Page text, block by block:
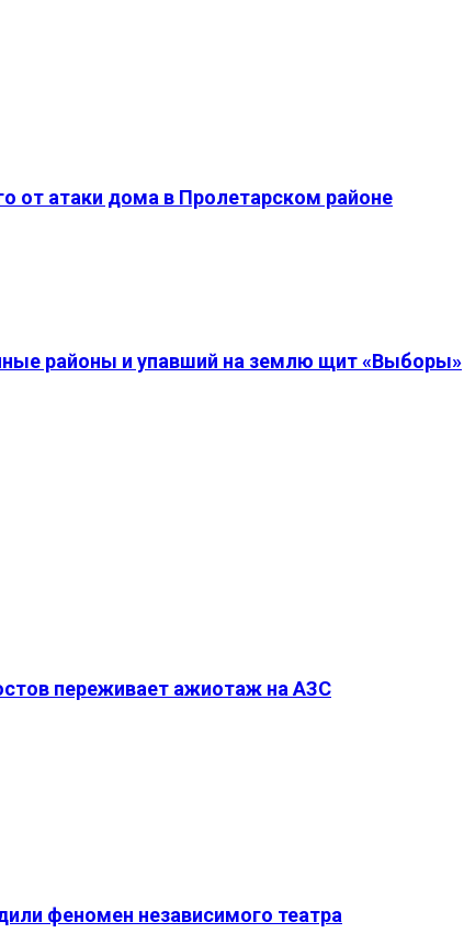
от атаки дома в Пролетарском районе
районы и упавший на землю щит «Выборы»
переживает ажиотаж на АЗС
феномен независимого театра